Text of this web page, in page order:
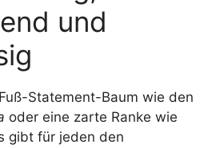
und
Statement-Baum wie den
oder eine zarte Ranke wie
gibt für jeden den